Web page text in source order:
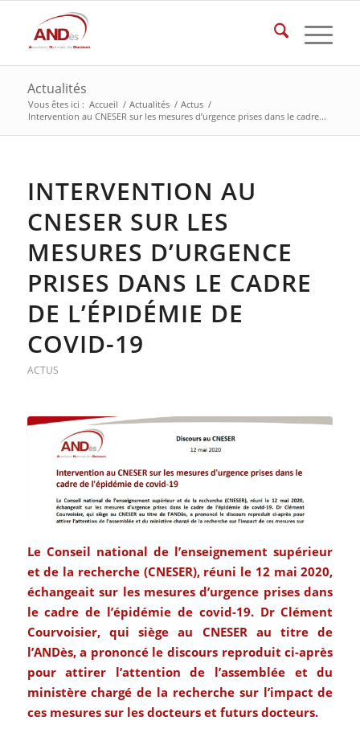
Actualités
Vous êtes ici : Accueil / Actualités / Actus /
Intervention au CNESER sur les mesures d’urgence prises dans le cadre...
INTERVENTION AU
CNESER SUR LES
MESURES D’URGENCE
PRISES DANS LE CADRE
DE L’ÉPIDÉMIE DE
COVID-19
ACTUS
Le Conseil national de l’enseignement supérieur
et de la recherche (CNESER), réuni le 12 mai 2020,
échangeait sur les mesures d’urgence prises dans
le cadre de l’épidémie de covid-19. Dr Clément
Courvoisier, qui siège au CNESER au titre de
l’ANDès, a prononcé le discours reproduit ci-après
pour attirer l’attention de l’assemblée et du
ministère chargé de la recherche sur l’impact de
ces mesures sur les docteurs et futurs docteurs.